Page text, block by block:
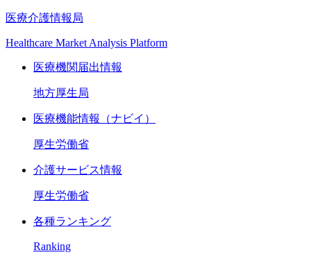
医療介護情報局
Healthcare Market Analysis Platform
医療機関届出情報
地方厚生局
医療機能情報（ナビイ）
厚生労働省
介護サービス情報
厚生労働省
各種ランキング
Ranking